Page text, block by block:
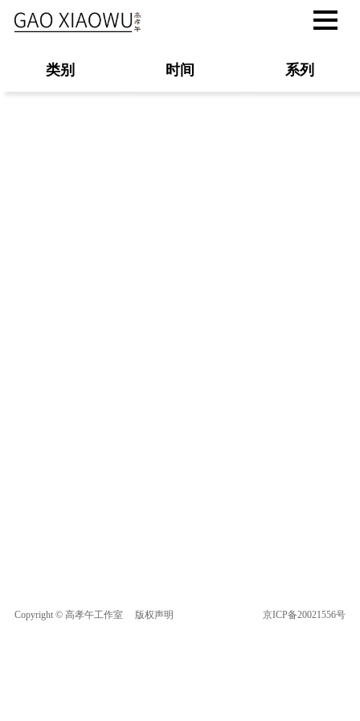
类别 时间 系列
Copyright © 高孝午工作室 版权声明 京ICP备20021556号